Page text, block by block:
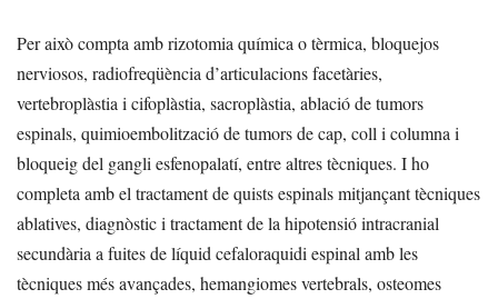
Per això compta amb rizotomia química o tèrmica, bloquejos
nerviosos, radiofreqüència d’articulacions facetàries,
vertebroplàstia i cifoplàstia, sacroplàstia, ablació de tumors
espinals, quimioembolització de tumors de cap, coll i columna i
bloqueig del gangli esfenopalatí, entre altres tècniques. I ho
completa amb el tractament de quists espinals mitjançant tècniques
ablatives, diagnòstic i tractament de la hipotensió intracranial
secundària a fuites de líquid cefaloraquidi espinal amb les
tècniques més avançades, hemangiomes vertebrals, osteomes